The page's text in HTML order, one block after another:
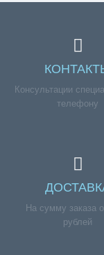
Консультации
телефону
На сумму заказа
рублей